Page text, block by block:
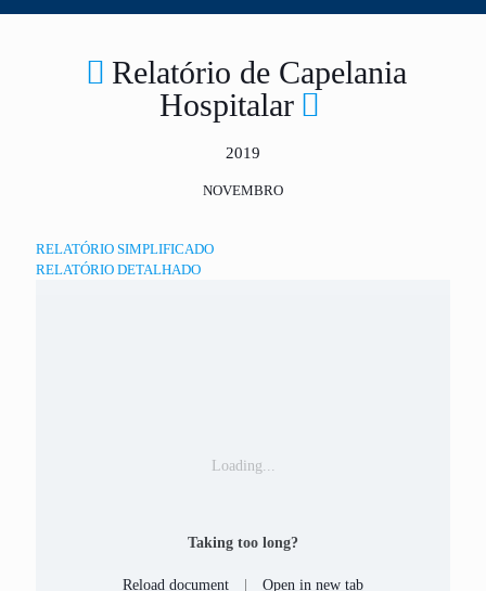
Relatório de Capelania
Hospitalar
2019
NOVEMBRO
RELATÓRIO SIMPLIFICADO
RELATÓRIO DETALHADO
Loading...
Taking too long?
Reload document Open in new tab